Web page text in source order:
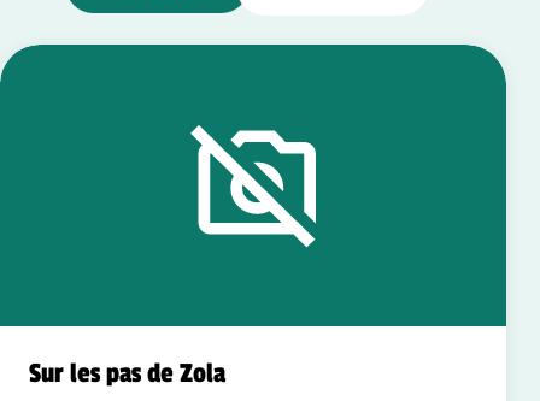
Sur les pas de Zola